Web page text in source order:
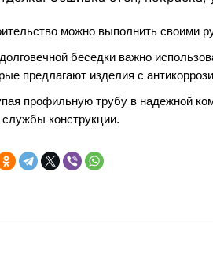
можно выполнить своими
беседки важно
предлагают изделия с
профильную трубу в надежной
службы конструкции.